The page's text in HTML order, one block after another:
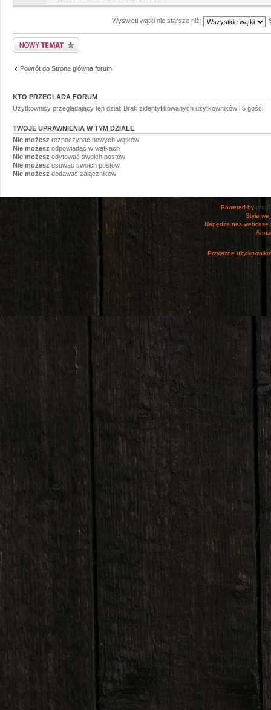
Wyświetl wątki nie starsze niż:
Napisz wątek
Powrót do Strona główna forum
KTO PRZEGLĄDA FORUM
Użytkownicy przeglądający ten dział: Brak zidentyfikowanych użytkowników i 5 gości
TWOJE UPRAWNIENIA W TYM DZIALE
Nie możesz rozpoczynać nowych wątków
Nie możesz odpowiadać w wątkach
Nie możesz edytować swoich postów
Nie możesz usuwać swoich postów
Nie możesz dodawać załączników
Powered by
Style
Napędza nas
Przyjazne